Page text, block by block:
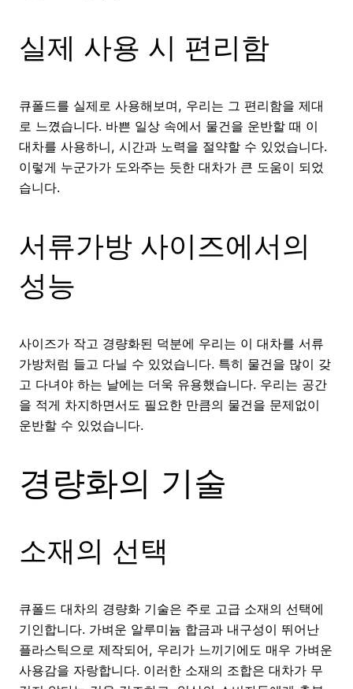
실제 사용 시 편리함
큐폴드를 실제로 사용해보며, 우리는 그 편리함을 제대
로 느꼈습니다. 바쁜 일상 속에서 물건을 운반할 때 이
대차를 사용하니, 시간과 노력을 절약할 수 있었습니다.
이렇게 누군가가 도와주는 듯한 대차가 큰 도움이 되었
습니다.
서류가방 사이즈에서의
성능
사이즈가 작고 경량화된 덕분에 우리는 이 대차를 서류
가방처럼 들고 다닐 수 있었습니다. 특히 물건을 많이 갖
고 다녀야 하는 날에는 더욱 유용했습니다. 우리는 공간
을 적게 차지하면서도 필요한 만큼의 물건을 문제없이
운반할 수 있었습니다.
경량화의 기술
소재의 선택
큐폴드 대차의 경량화 기술은 주로 고급 소재의 선택에
기인합니다. 가벼운 알루미늄 합금과 내구성이 뛰어난
플라스틱으로 제작되어, 우리가 느끼기에도 매우 가벼운
사용감을 자랑합니다. 이러한 소재의 조합은 대차가 무